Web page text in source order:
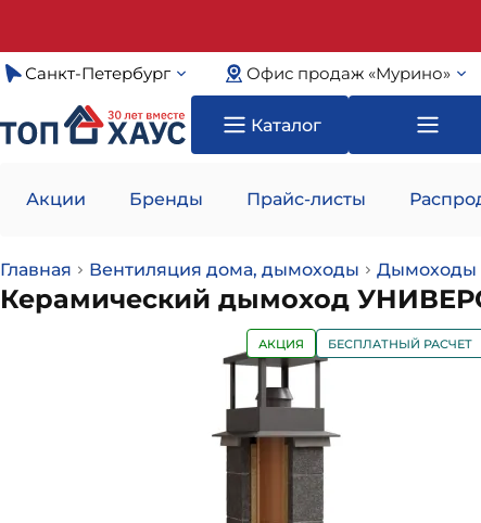
Санкт-Петербург Офис продаж «Мурино»
Каталог
Акции Бренды Прайс-листы
Главная Вентиляция дома, дымоходы Дымоходы
Керамический дымоход
АКЦИЯ БЕСПЛАТНЫЙ РАСЧЕТ